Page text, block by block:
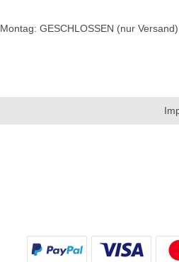
Montag: GESCHLOSSEN (nur